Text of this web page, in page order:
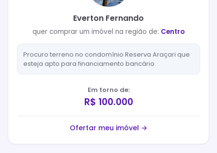
Everton Fernando
quer comprar um imóvel na região de: Centro
Procuro terreno no condomínio Reserva Araçari que
esteja apto para financiamento bancário.
Em torno de:
R$ 100.000
Ofertar meu imóvel →